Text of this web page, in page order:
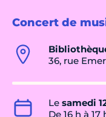
Concert de
36, rue
Le samedi
De 16 h à 17